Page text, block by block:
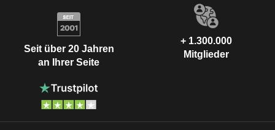
Seit über 20 Jahren
an Ihrer Seite
+ 1.300.000
Mitglieder